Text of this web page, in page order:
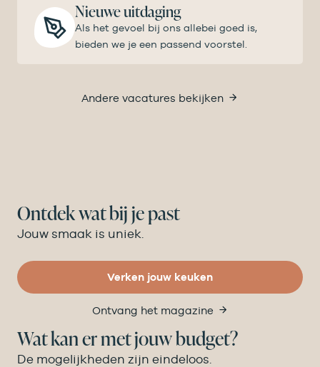
Nieuwe uitdaging
Als het gevoel bij ons allebei goed is,
bieden we je een passend voorstel.
Andere vacatures bekijken
Ontdek wat bij je past
Jouw smaak is uniek.
Verken jouw keuken
Ontvang het magazine
Wat kan er met jouw budget?
De mogelijkheden zijn eindeloos.